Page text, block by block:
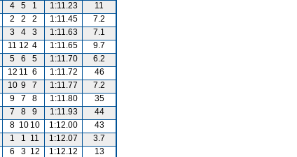
4 5 1 1:11.23
11
2 2 2 1:11.45
7.2
3 4 3 1:11.63
7.1
11 12 4 1:11.65
9.7
5 6 5 1:11.70
6.2
12 11 6 1:11.72
46
10 9 7 1:11.77
7.2
9 7 8 1:11.80
35
7 8 9 1:11.93
44
8 10 10 1:12.00
43
1 1 11 1:12.07
3.7
6 3 12 1:12.12 13